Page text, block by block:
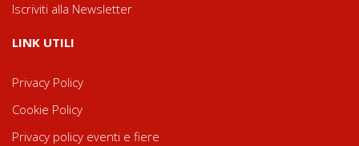
Iscriviti alla Newsletter
LINK UTILI
Privacy Policy
Cookie Policy
Privacy policy eventi e fiere